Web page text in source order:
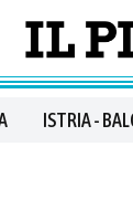
ISTRIA -